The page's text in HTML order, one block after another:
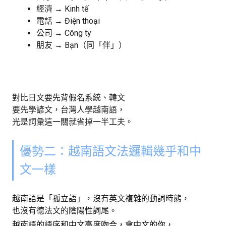
經濟 → Kinh tế
電話 → Điện thoại
公司 → Công ty
朋友 → Bạn（同「伴」）
對比日文要先背假名系統、韓文
要先學諺文，台灣人學越南語，
光是詞彙這一關就省掉一半工夫。
優勢二：越南語文法邏輯幾乎和中
文一樣
越南語是「孤立語」，沒有英文複雜的動詞時態，
也沒有德法文的陰陽性詞尾。